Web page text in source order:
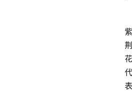
紫
荆
花
代
表